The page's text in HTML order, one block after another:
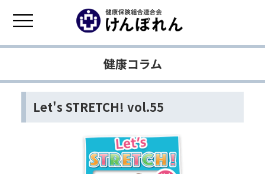
健康コラム
Let's STRETCH! vol.55